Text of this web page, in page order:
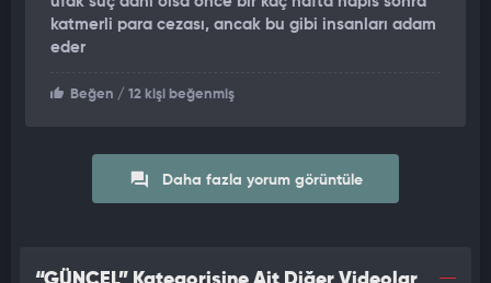
katmerli para cezası, ancak bu gibi insanları adam
eder
Beğen / 12 kişi beğenmiş
Daha fazla yorum görüntüle